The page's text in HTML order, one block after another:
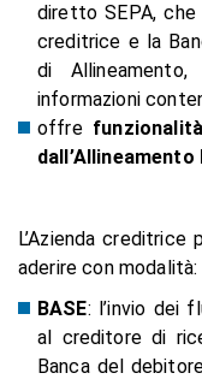
diretto SEPA,
creditrice e la
di
informazioni
offre
L’Azienda
aderire con modalità:
BASE: l’invio dei
al creditore di
Banca del